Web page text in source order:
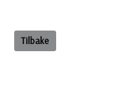
Tilbake